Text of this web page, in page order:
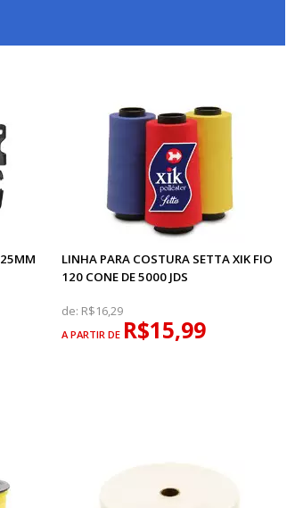
25MM
LINHA PARA COSTURA SETTA XIK FIO
120 CONE DE 5000 JDS
de: R$16,29
A PARTIR DE R$15,99